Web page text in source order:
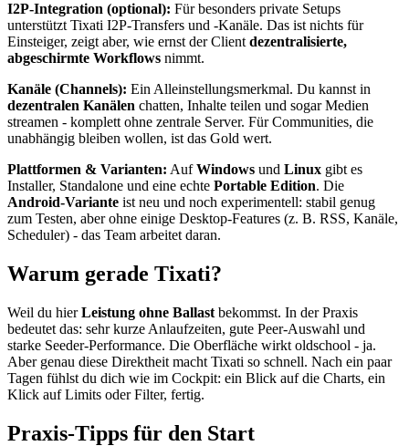
I2P-Integration (optional): Für besonders private Setups
unterstützt Tixati I2P-Transfers und -Kanäle. Das ist nichts für
Einsteiger, zeigt aber, wie ernst der Client dezentralisierte,
abgeschirmte Workflows nimmt.
Kanäle (Channels): Ein Alleinstellungsmerkmal. Du kannst in
dezentralen Kanälen chatten, Inhalte teilen und sogar Medien
streamen - komplett ohne zentrale Server. Für Communities, die
unabhängig bleiben wollen, ist das Gold wert.
Plattformen & Varianten: AufWindows und Linux gibt es
Installer, Standalone und eine echte Portable Edition. Die
Android-Variante ist neu und noch experimentell: stabil genug
zum Testen, aber ohne einige Desktop-Features (z. B. RSS, Kanäle,
Scheduler) - das Team arbeitet daran.
Warum gerade Tixati?
Weil du hierLeistung ohne Ballast bekommst. In der Praxis
bedeutet das: sehr kurze Anlaufzeiten, gute Peer-Auswahl und
starke Seeder-Performance. Die Oberfläche wirkt oldschool - ja.
Aber genau diese Direktheit macht Tixati so schnell. Nach ein paar
Tagen fühlst du dich wie im Cockpit: ein Blick auf die Charts, ein
Klick auf Limits oder Filter, fertig.
Praxis-Tipps für den Start